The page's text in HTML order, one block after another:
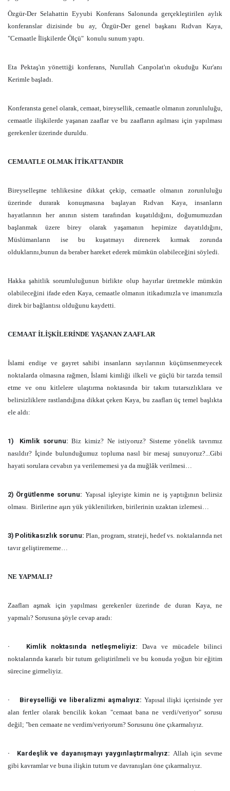
Özgür-Der Selahattin Eyyubi Konferans Salonunda gerçekleştirilen aylık
konferanslar dizisinde bu ay, Özgür-Der genel başkanı Rıdvan Kaya,
"Cemaatle İlişkilerde Ölçü" konulu sunum yaptı.
Eta Pektaş'ın yönettiği konferans, Nurullah Canpolat'ın okuduğu Kur'anı
Kerimle başladı.
Konferansta genel olarak, cemaat, bireysellik, cemaatle olmanın zorunluluğu,
cemaatle ilişkilerde yaşanan zaaflar ve bu zaafların aşılması için yapılması
gerekenler üzerinde duruldu.
CEMAATLE OLMAK İTİKATTANDIR
Bireyselleşme tehlikesine dikkat çekip, cemaatle olmanın zorunluluğu
üzerinde durarak konuşmasına başlayan Rıdvan Kaya, insanların
hayatlarının her anının sistem tarafından kuşatıldığını, doğumumuzdan
başlanmak üzere birey olarak yaşamanın hepimize dayatıldığını,
Müslümanların ise bu kuşatmayı direnerek kırmak zorunda
olduklarını,bunun da beraber hareket ederek mümkün olabileceğini söyledi.
Hakka şahitlik sorumluluğunun birlikte olup hayırlar üretmekle mümkün
olabileceğini ifade eden Kaya, cemaatle olmanın itikadımızla ve imanımızla
direk bir bağlantısı olduğunu kaydetti.
CEMAAT İLİŞKİLERİNDE YAŞANAN ZAAFLAR
İslami endişe ve gayret sahibi insanların sayılarının küçümsenmeyecek
noktalarda olmasına rağmen, İslami kimliği ilkeli ve güçlü bir tarzda temsil
etme ve onu kitlelere ulaştırma noktasında bir takım tutarsızlıklara ve
belirsizliklere rastlandığına dikkat çeken Kaya, bu zaafları üç temel başlıkta
ele aldı:
1) Kimlik sorunu: Biz kimiz? Ne istiyoruz? Sisteme yönelik tavrımız
nasıldır? İçinde bulunduğumuz topluma nasıl bir mesaj sunuyoruz?...Gibi
hayati sorulara cevabın ya verilememesi ya da muğlâk verilmesi…
2) Örgütlenme sorunu: Yapısal işleyişte kimin ne iş yaptığının belirsiz
olması. Birilerine aşırı yük yüklenilirken, birilerinin uzaktan izlemesi…
3) Politikasızlık sorunu: Plan, program, strateji, hedef vs. noktalarında net
tavır geliştirememe…
NE YAPMALI?
Zaafları aşmak için yapılması gerekenler üzerinde de duran Kaya, ne
yapmalı? Sorusuna şöyle cevap aradı:
· Kimlik noktasında netleşmeliyiz: Dava ve mücadele bilinci
noktalarında kararlı bir tutum geliştirilmeli ve bu konuda yoğun bir eğitim
sürecine girmeliyiz.
· Bireyselliği ve liberalizmi aşmalıyız: Yapısal ilişki içerisinde yer
alan fertler olarak bencilik kokan "cemaat bana ne verdi/veriyor" sorusu
değil; "ben cemaate ne verdim/veriyorum? Sorusunu öne çıkarmalıyız.
· Kardeşlik ve dayanışmayı yaygınlaştırmalıyız: Allah için sevme
gibi kavramlar ve buna ilişkin tutum ve davranışları öne çıkarmalıyız.